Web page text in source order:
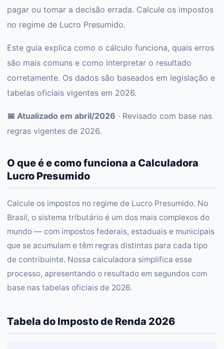
pagar ou tomar a decisão errada. Calcule os impostos
no regime de Lucro Presumido.
Este guia explica como o cálculo funciona, quais erros
são mais comuns e como interpretar o resultado
corretamente. Os dados são baseados em legislação e
tabelas oficiais vigentes em 2026.
📅 Atualizado em abril/2026 · Revisado com base nas
regras vigentes de 2026.
O que é e como funciona a Calculadora
Lucro Presumido
Calcule os impostos no regime de Lucro Presumido. No
Brasil, o sistema tributário é um dos mais complexos do
mundo — com impostos federais, estaduais e municipais
que se acumulam e têm regras distintas para cada tipo
de contribuinte. Nossa calculadora simplifica esse
processo, apresentando o resultado em segundos com
base nas tabelas oficiais de 2026.
Tabela do Imposto de Renda 2026